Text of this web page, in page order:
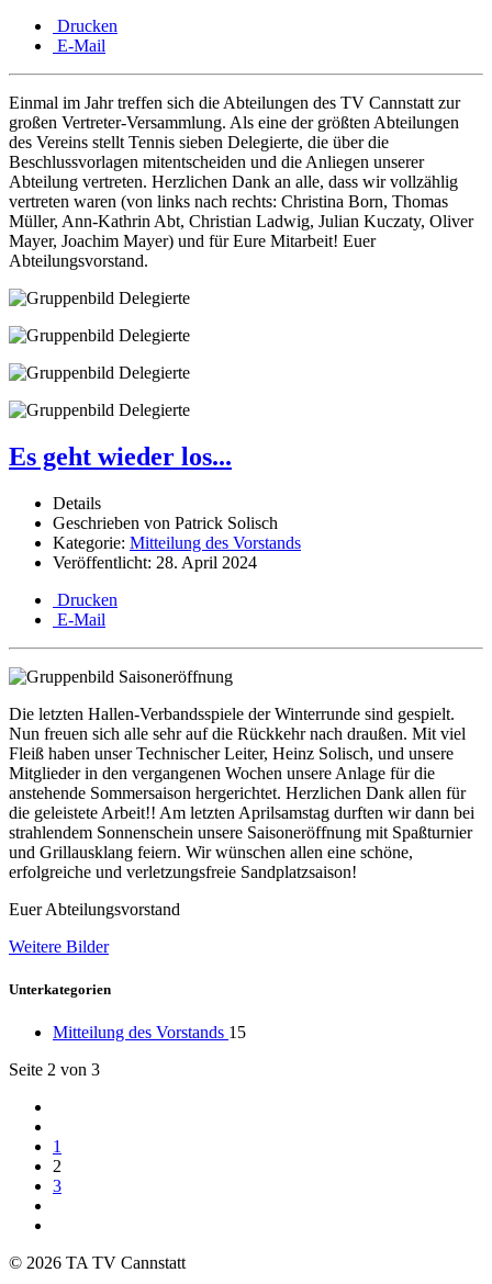
Drucken
E-Mail
Einmal im Jahr treffen sich die Abteilungen des TV Cannstatt zur
großen Vertreter-Versammlung. Als eine der größten Abteilungen
des Vereins stellt Tennis sieben Delegierte, die über die
Beschlussvorlagen mitentscheiden und die Anliegen unserer
Abteilung vertreten. Herzlichen Dank an alle, dass wir vollzählig
vertreten waren (von links nach rechts: Christina Born, Thomas
Müller, Ann-Kathrin Abt, Christian Ladwig, Julian Kuczaty, Oliver
Mayer, Joachim Mayer) und für Eure Mitarbeit! Euer
Abteilungsvorstand.
Es geht wieder los...
Details
Geschrieben von Patrick Solisch
Kategorie: Mitteilung des Vorstands
Veröffentlicht: 28. April 2024
Drucken
E-Mail
Die letzten Hallen-Verbandsspiele der Winterrunde sind gespielt.
Nun freuen sich alle sehr auf die Rückkehr nach draußen. Mit viel
Fleiß haben unser Technischer Leiter, Heinz Solisch, und unsere
Mitglieder in den vergangenen Wochen unsere Anlage für die
anstehende Sommersaison hergerichtet. Herzlichen Dank allen für
die geleistete Arbeit!! Am letzten Aprilsamstag durften wir dann bei
strahlendem Sonnenschein unsere Saisoneröffnung mit Spaßturnier
und Grillausklang feiern. Wir wünschen allen eine schöne,
erfolgreiche und verletzungsfreie Sandplatzsaison!
Euer Abteilungsvorstand
Weitere Bilder
Unterkategorien
Mitteilung des Vorstands 15
Seite 2 von 3
1
2
3
© 2026 TA TV Cannstatt